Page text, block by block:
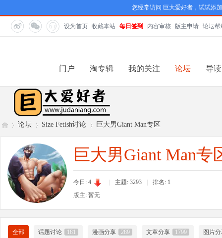
您经常访问 巨大爱好者，试试添
设为首页 收藏本站 每日签到 内容审核 版主申请 论坛帮
门户 淘专辑 我的关注 论坛 导读
»
论坛
›
Size Fetish讨论 巨大男Giant Man专区
巨大男Giant Man专
今日: 4 主题: 3293 排名: 1
版主: 暂无
全部 话题讨论 181 漫画分享 289 文章分享 1799 图片